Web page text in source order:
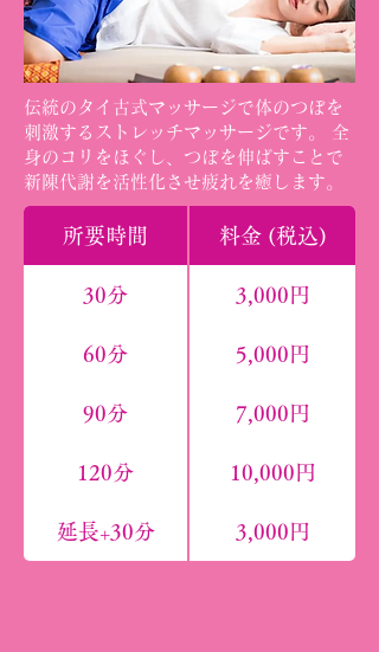
伝統のタイ古式マッサージで体のつぼを
刺激するストレッチマッサージです。 全
身のコリをほぐし、つぼを伸ばすことで
新陳代謝を活性化させ疲れを癒します。
所要時間 料金 (税込)
30分 3,000円
60分 5,000円
90分 7,000円
120分 10,000円
延長+30分 3,000円